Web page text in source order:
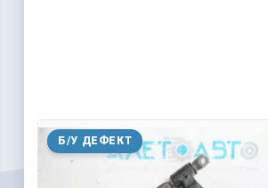
Б/У ДЕФЕКТ